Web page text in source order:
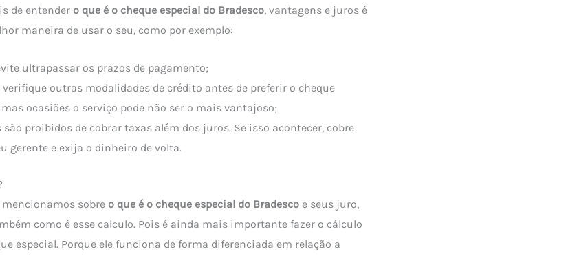
de entender o que é o cheque especial do Bradesco, vantagens e juros é
maneira de usar o seu, como por exemplo:
ultrapassar os prazos de pagamento;
verifique outras modalidades de crédito antes de preferir o cheque
ocasiões o serviço pode não ser o mais vantajoso;
são proibidos de cobrar taxas além dos juros. Se isso acontecer, cobre
gerente e exija o dinheiro de volta.
sobre o que é o cheque especial do Bradesco e seus juro,
como é esse calculo. Pois é ainda mais importante fazer o cálculo
especial. Porque ele funciona de forma diferenciada em relação a